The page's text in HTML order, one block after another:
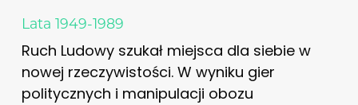
Lata 1949-1989
Ruch Ludowy szukał miejsca dla siebie w
nowej rzeczywistości. W wyniku gier
politycznych i manipulacji obozu